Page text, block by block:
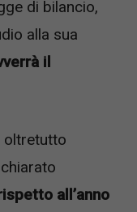
di bilancio,
alla sua
il
oltretutto
all’anno